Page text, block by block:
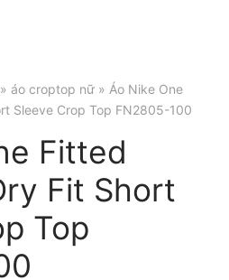
» áo croptop nữ » Áo Nike One
Sleeve Crop Top FN2805-100
Fitted
Fit Short
Top